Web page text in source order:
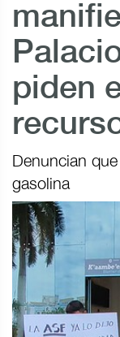
piden
Denuncian
gasolina